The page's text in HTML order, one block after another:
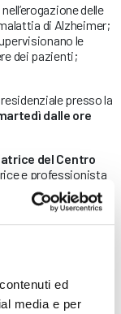
ed
media e per
delle
di Alzheimer;
le
dei pazienti;
presso la
dalle ore
del Centro
e professionista
della cura a
la presenza